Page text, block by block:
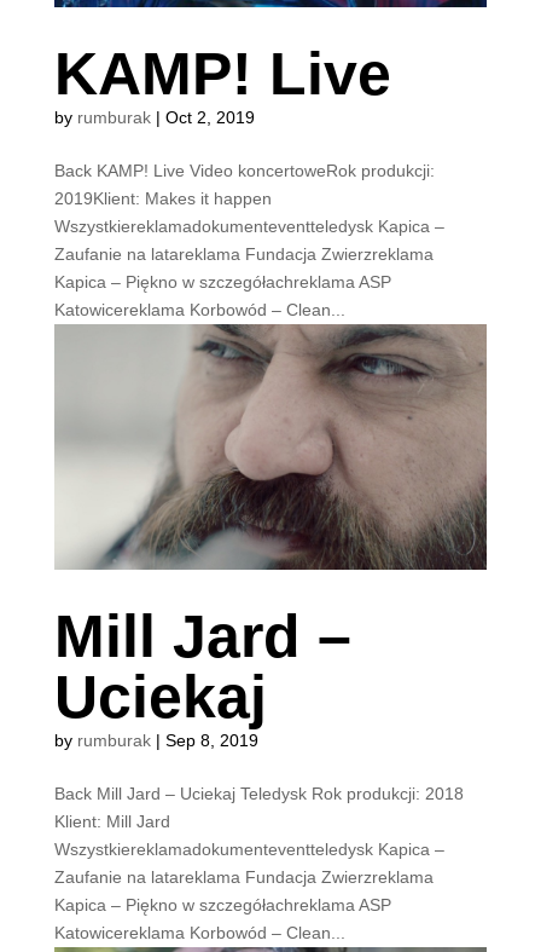
KAMP! Live
by rumburak| Oct 2, 2019
Back KAMP! Live Video koncertoweRok produkcji:
2019Klient: Makes it happen
Wszystkiereklamadokumenteventteledysk Kapica –
Zaufanie na latareklama Fundacja Zwierzreklama
Kapica – Piękno w szczegółachreklama ASP
Katowicereklama Korbowód – Clean...
Mill Jard –
Uciekaj
by rumburak| Sep 8, 2019
Back Mill Jard – Uciekaj Teledysk Rok produkcji: 2018
Klient: Mill Jard
Wszystkiereklamadokumenteventteledysk Kapica –
Zaufanie na latareklama Fundacja Zwierzreklama
Kapica – Piękno w szczegółachreklama ASP
Katowicereklama Korbowód – Clean...